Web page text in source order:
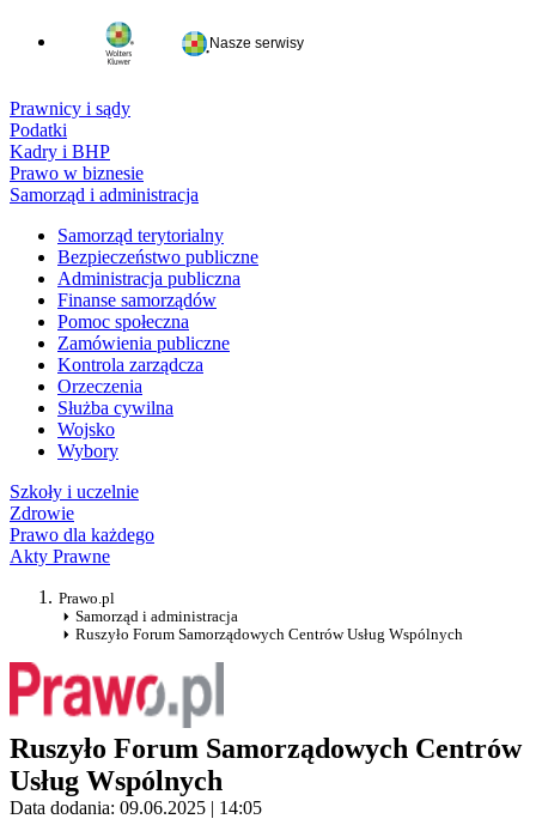
Nasze serwisy
Prawnicy i sądy
Podatki
Kadry i BHP
Prawo w biznesie
Samorząd i administracja
Samorząd terytorialny
Bezpieczeństwo publiczne
Administracja publiczna
Finanse samorządów
Pomoc społeczna
Zamówienia publiczne
Kontrola zarządcza
Orzeczenia
Służba cywilna
Wojsko
Wybory
Szkoły i uczelnie
Zdrowie
Prawo dla każdego
Akty Prawne
Prawo.pl
Samorząd i administracja
Ruszyło Forum Samorządowych Centrów Usług Wspólnych
Ruszyło Forum Samorządowych Centrów
Usług Wspólnych
Data dodania: 09.06.2025 | 14:05